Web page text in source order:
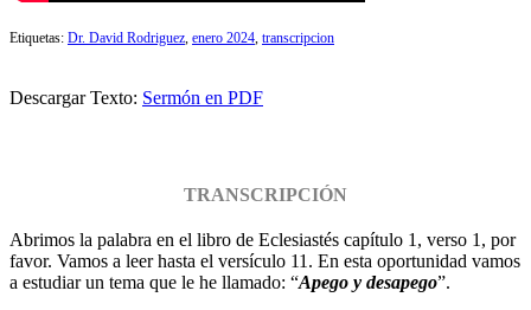
Etiquetas: Dr. David Rodriguez enero 2024 transcripcion
Descargar Texto: Sermón en PDF
TRANSCRIPCIÓN
Abrimos la palabra en el libro de Eclesiastés capítulo 1, verso 1, por
favor. Vamos a leer hasta el versículo 11. En esta oportunidad vamos
a estudiar un tema que le he llamado: “Apego y desapego”.